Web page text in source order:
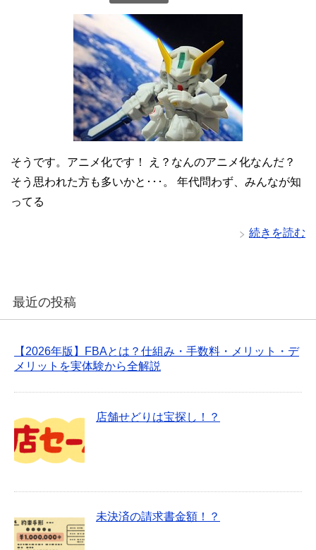
そうです。アニメ化です！ え？なんのアニメ化なんだ？
そう思われた方も多いかと･･･。 年代問わず、みんなが知
ってる
続きを読む
最近の投稿
【2026年版】FBAとは？仕組み・手数料・メリット・デ
メリットを実体験から全解説
店舗せどりは宝探し！？
未決済の請求書金額！？